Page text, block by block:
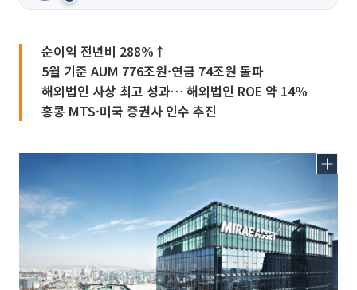
순이익 전년비 288%↑
5월 기준 AUM 776조원·연금 74조원 돌파
해외법인 사상 최고 성과… 해외법인 ROE 약 14%
홍콩 MTS·미국 증권사 인수 추진